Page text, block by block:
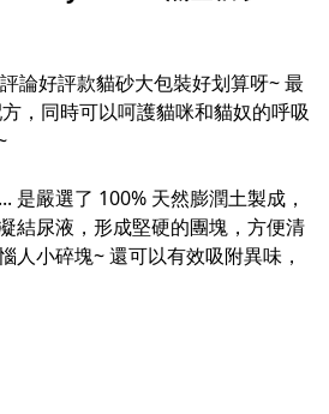
論好評款貓砂大包裝好划算呀~ 最
，同時可以呵護貓咪和貓奴的呼吸
是嚴選了 100% 天然膨潤土製成，
結尿液，形成堅硬的團塊，方便清
人小碎塊~ 還可以有效吸附異味，